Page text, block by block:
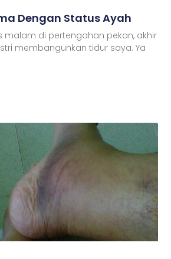
Dengan Status Ayah
malam di pertengahan pekan, akhir
membangunkan tidur saya. Ya